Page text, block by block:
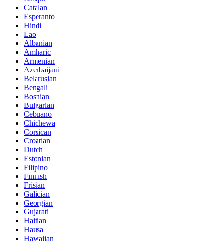
Catalan
Esperanto
Hindi
Lao
Albanian
Amharic
Armenian
Azerbaijani
Belarusian
Bengali
Bosnian
Bulgarian
Cebuano
Chichewa
Corsican
Croatian
Dutch
Estonian
Filipino
Finnish
Frisian
Galician
Georgian
Gujarati
Haitian
Hausa
Hawaiian